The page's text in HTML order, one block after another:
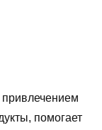
помогает